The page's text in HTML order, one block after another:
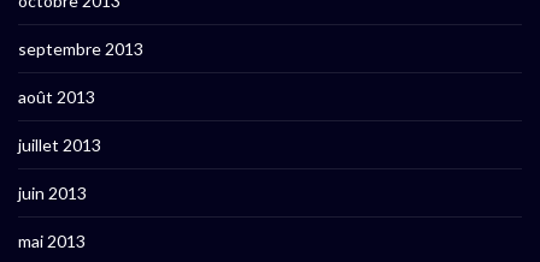
septembre 2013
août 2013
juillet 2013
juin 2013
mai 2013